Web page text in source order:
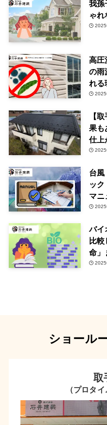
我孫
ゃれ
2025
高圧
の雨
れる
2025
【
果も
仕上
2025
台風
ッ
マニ
2025
バイ
比
命」
2025
ショール
取
（プロタ